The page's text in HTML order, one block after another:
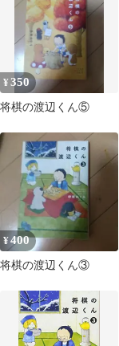
¥350
将棋の渡辺くん⑤
¥400
将棋の渡辺くん③